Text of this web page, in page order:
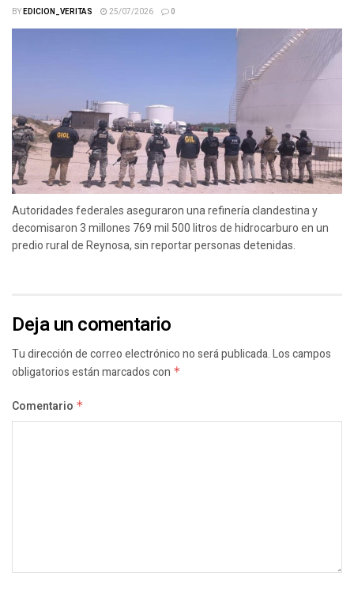
BYEDICION_VERITAS 25/07/2026 0
Autoridades federales aseguraron una refinería clandestina y
decomisaron 3 millones 769 mil 500 litros de hidrocarburo en un
predio rural de Reynosa, sin reportar personas detenidas.
Deja un comentario
Tu dirección de correo electrónico no será publicada.Los campos
obligatorios están marcados con *
Comentario *